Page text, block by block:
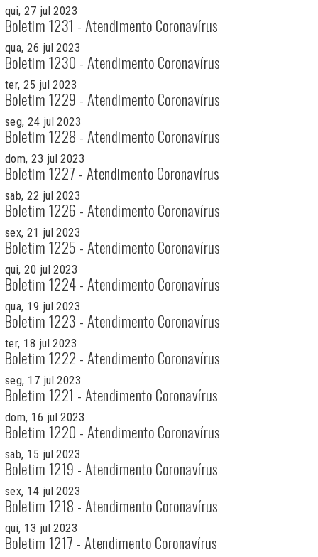
qui, 27 jul 2023
Boletim 1231 - Atendimento Coronavírus
qua, 26 jul 2023
Boletim 1230 - Atendimento Coronavírus
ter, 25 jul 2023
Boletim 1229 - Atendimento Coronavírus
seg, 24 jul 2023
Boletim 1228 - Atendimento Coronavírus
dom, 23 jul 2023
Boletim 1227 - Atendimento Coronavírus
sab, 22 jul 2023
Boletim 1226 - Atendimento Coronavírus
sex, 21 jul 2023
Boletim 1225 - Atendimento Coronavírus
qui, 20 jul 2023
Boletim 1224 - Atendimento Coronavírus
qua, 19 jul 2023
Boletim 1223 - Atendimento Coronavírus
ter, 18 jul 2023
Boletim 1222 - Atendimento Coronavírus
seg, 17 jul 2023
Boletim 1221 - Atendimento Coronavírus
dom, 16 jul 2023
Boletim 1220 - Atendimento Coronavírus
sab, 15 jul 2023
Boletim 1219 - Atendimento Coronavírus
sex, 14 jul 2023
Boletim 1218 - Atendimento Coronavírus
qui, 13 jul 2023
Boletim 1217 - Atendimento Coronavírus